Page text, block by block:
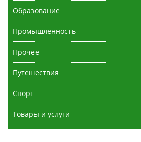
Образование
Промышленность
Прочее
Путешествия
Спорт
Товары и услуги